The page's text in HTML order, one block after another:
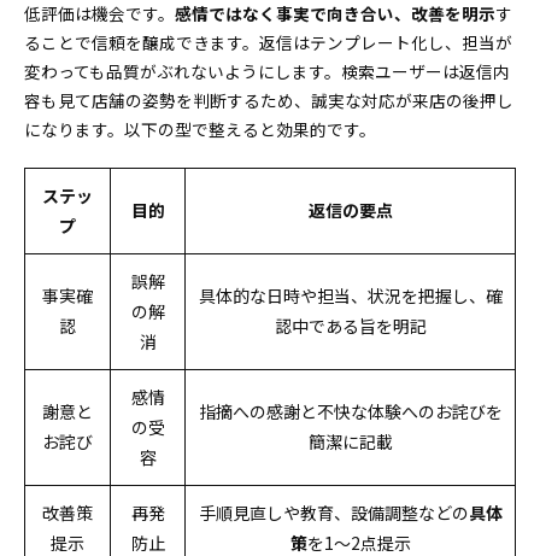
低評価は機会です。 感情ではなく事実で向き合い、改善を明示す
ることで信頼を醸成できます。返信はテンプレート化し、担当が
変わっても品質がぶれないようにします。検索ユーザーは返信内
容も見て店舗の姿勢を判断するため、誠実な対応が来店の後押し
になります。以下の型で整えると効果的です。
ステッ
プ
目的 返信の要点
事実確
認
誤解
の解
消
具体的な日時や担当、状況を把握し、確
認中である旨を明記
謝意と
お詫び
感情
の受
容
指摘への感謝と不快な体験へのお詫びを
簡潔に記載
改善策
提示
再発
防止
手順見直しや教育、設備調整などの具体
策を1～2点提示